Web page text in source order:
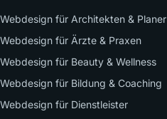
Webdesign für Architekten & Planer
Webdesign für Ärzte & Praxen
Webdesign für Beauty & Wellness
Webdesign für Bildung & Coaching
Webdesign für Dienstleister